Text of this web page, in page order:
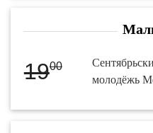
1900
молодёжь